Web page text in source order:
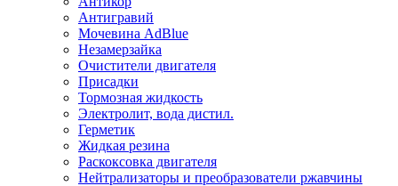
Антигравий
Мочевина AdBlue
Незамерзайка
Очистители двигателя
Присадки
Тормозная жидкость
Электролит, вода дистил.
Герметик
Жидкая резина
Раскоксовка двигателя
Нейтрализаторы и преобразователи ржавчины